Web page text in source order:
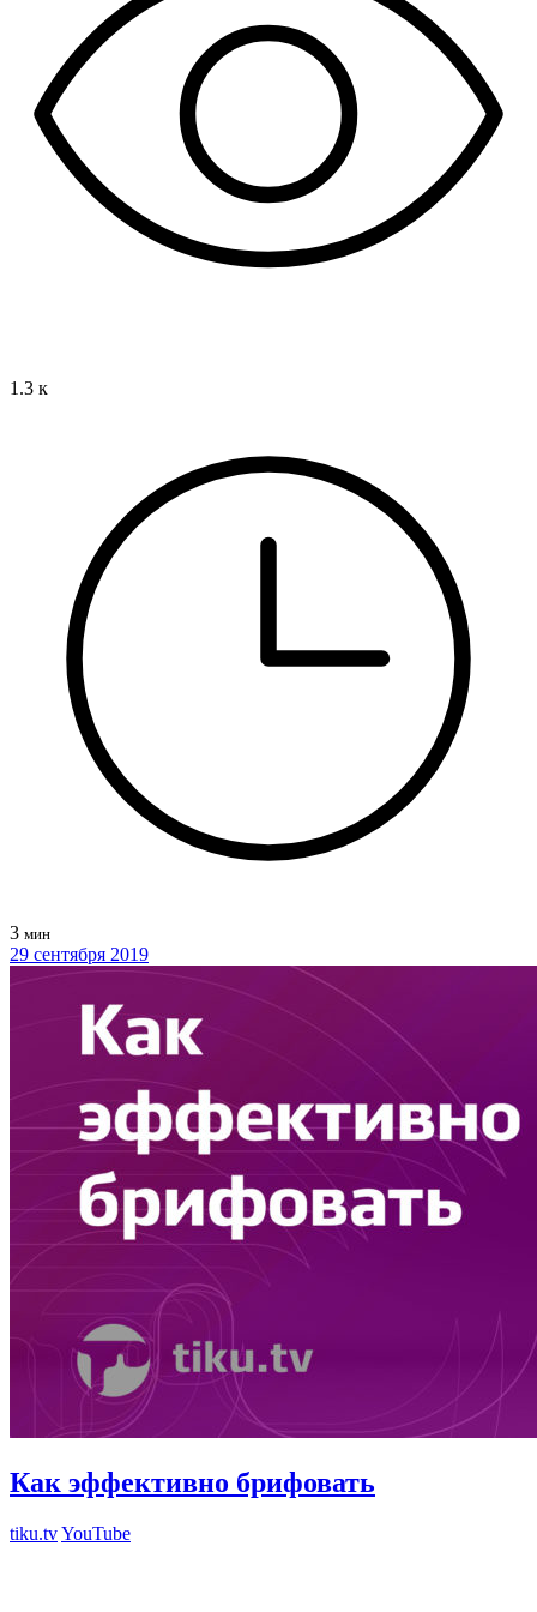
1.3 к
3 мин
29 сентября 2019
Как эффективно брифовать
tiku.tvYouTube